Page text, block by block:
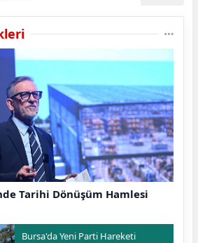
Tarihi Dönüşüm Hamlesi
Bursa'da Yeni Parti Hareketi